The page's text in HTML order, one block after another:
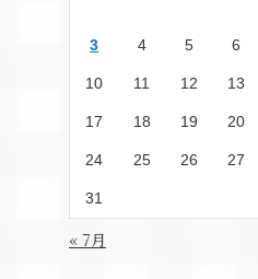
3 4 5 6
10 11 12 13
17 18 19 20
24 25 26 27
31
« 7月